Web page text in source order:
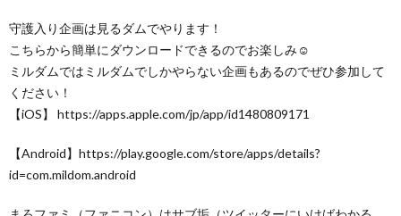
守護入り企画は見るダムでやります！
こちらから簡単にダウンロードできるのでお楽しみ☺
ミルダムではミルダムでしかやらない企画もあるのでぜひ参加して
ください！
【iOS】 https://apps.apple.com/jp/app/id1480809171
【Android】https://play.google.com/store/apps/details?
id=com.mildom.android